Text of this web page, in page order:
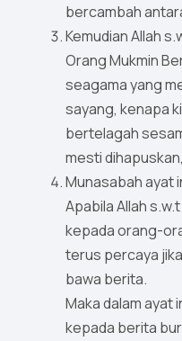
bercambah
Kemudian Allah
Orang Mukmin
seagama yang
sayang, kenapa
bertelagah
mesti
Munasabah ayat
Apabila Allah
kepada orang-
terus percaya
bawa berita.
Maka dalam ayat
kepada berita